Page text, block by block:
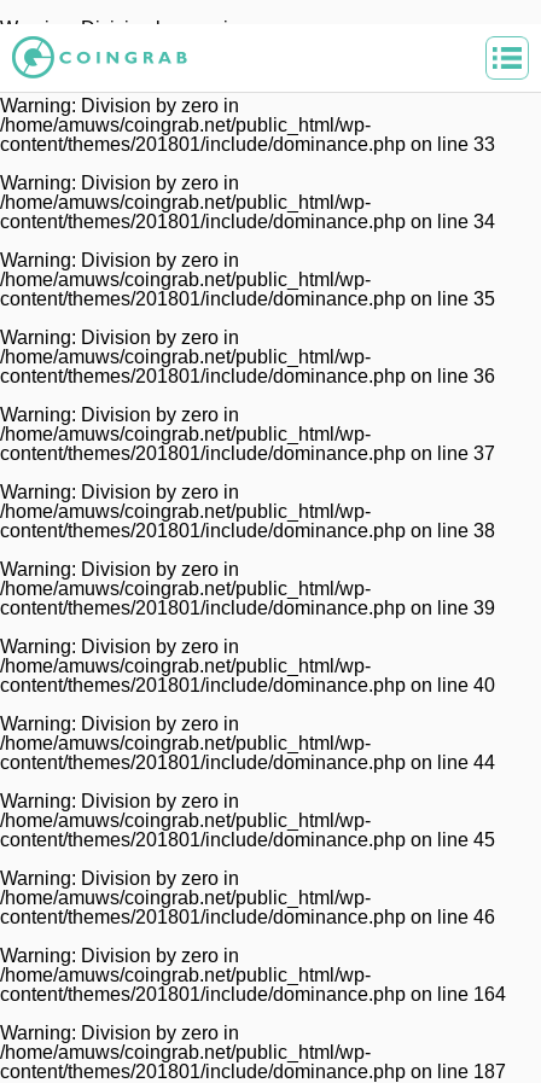
Warning
: Division by zero in
/home/amuws/coingrab.net/public_html/wp-
content/themes/201801/include/dominance.php
32
Warning: Division by zero in
/home/amuws/coingrab.net/public_html/wp-
content/themes/201801/include/dominance.php on line 33
Warning: Division by zero in
/home/amuws/coingrab.net/public_html/wp-
content/themes/201801/include/dominance.php on line 34
Warning: Division by zero in
/home/amuws/coingrab.net/public_html/wp-
content/themes/201801/include/dominance.php on line 35
Warning: Division by zero in
/home/amuws/coingrab.net/public_html/wp-
content/themes/201801/include/dominance.php on line 36
Warning: Division by zero in
/home/amuws/coingrab.net/public_html/wp-
content/themes/201801/include/dominance.php on line 37
Warning: Division by zero in
/home/amuws/coingrab.net/public_html/wp-
content/themes/201801/include/dominance.php on line 38
Warning: Division by zero in
/home/amuws/coingrab.net/public_html/wp-
content/themes/201801/include/dominance.php on line 39
Warning: Division by zero in
/home/amuws/coingrab.net/public_html/wp-
content/themes/201801/include/dominance.php on line 40
Warning: Division by zero in
/home/amuws/coingrab.net/public_html/wp-
content/themes/201801/include/dominance.php on line 44
Warning: Division by zero in
/home/amuws/coingrab.net/public_html/wp-
content/themes/201801/include/dominance.php on line 45
Warning: Division by zero in
/home/amuws/coingrab.net/public_html/wp-
content/themes/201801/include/dominance.php on line 46
Warning: Division by zero in
/home/amuws/coingrab.net/public_html/wp-
content/themes/201801/include/dominance.php on line 164
Warning: Division by zero in
/home/amuws/coingrab.net/public_html/wp-
content/themes/201801/include/dominance.php on line 187